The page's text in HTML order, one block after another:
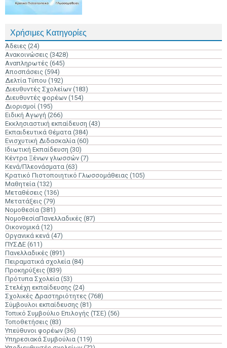
Χρήσιμες Κατηγορίες
Άδειες (24)
Ανακοινώσεις (3428)
Αναπληρωτές (645)
Αποσπάσεις (594)
Δελτία Τύπου (192)
Διευθυντές Σχολείων (183)
Διευθυντές φορέων (154)
Διορισμοί (195)
Ειδική Αγωγή (266)
Εκκλησιαστική εκπαίδευση (43)
Εκπαιδευτικά Θέματα (384)
Ενισχυτική Διδασκαλία (60)
Ιδιωτική Εκπαίδευση (30)
Κέντρα Ξένων γλωσσών (7)
Κενά/Πλεονάσματα (63)
Κρατικό Πιστοποιητικό Γλωσσομάθειας (105)
Μαθητεία (132)
Μεταθέσεις (136)
Μετατάξεις (79)
Νομοθεσία (381)
ΝομοθεσίαΠανελλαδικές (87)
Οικονομικά (12)
Οργανικά κενά (47)
ΠΥΣΔΕ (611)
Πανελλαδικές (891)
Πειραματικά σχολεία (84)
Προκηρύξεις (839)
Πρότυπα Σχολεία (53)
Στελέχη εκπαίδευσης (24)
Σχολικές Δραστηριότητες (768)
Σύμβουλοι εκπαίδευσης (81)
Τοπικό Συμβούλιο Επιλογής (ΤΣΕ) (56)
Τοποθετήσεις (83)
Υπεύθυνοι φορέων (36)
Υπηρεσιακά Συμβούλια (119)